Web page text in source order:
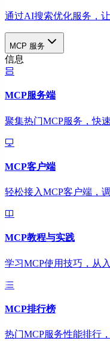
通过AI搜索优化服务，
MCP 服务
信息
MCP服务端
聚集热门MCP服务，快
MCP客户端
轻松接入MCP客户端，
MCP教程与实践
学习MCP使用技巧，从
MCP排行榜
热门MCP服务性能排行